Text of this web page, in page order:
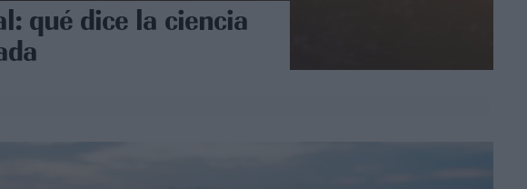
qué dice la ciencia